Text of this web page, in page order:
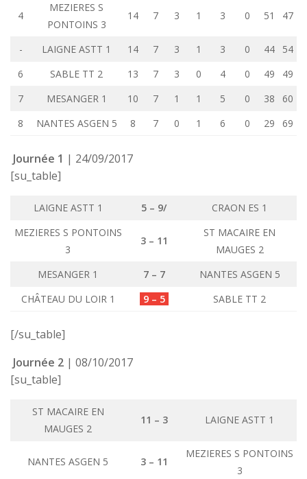
4
MEZIERES S
PONTOINS 3
14 7 3 1 3 0 51 47
- LAIGNE ASTT 1 14 7 3 1 3 0 44
54
6
SABLE TT 2 13 7 3 0 4 0 49
49
7
MESANGER 1 10 7 1 1 5 0 38
60
8
NANTES ASGEN 5 8 7 0 1 6 0 29 69
Journée 1 | 24/09/2017
[su_table]
LAIGNE ASTT 1 5 – 9/
CRAON ES 1
MEZIERES S PONTOINS
3
3 – 11
ST MACAIRE EN
MAUGES 2
MESANGER 1
7 – 7
NANTES ASGEN 5
CHÂTEAU DU LOIR 1
9 – 5 SABLE TT 2
[/su_table]
Journée 2 | 08/10/2017
[su_table]
ST MACAIRE EN
MAUGES 2
11 – 3 LAIGNE ASTT 1
NANTES ASGEN 5 3 – 11
MEZIERES S PONTOINS
3